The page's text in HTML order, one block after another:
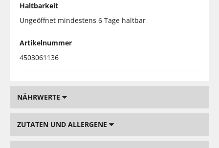
Haltbarkeit
Ungeöffnet mindestens 6 Tage haltbar
Artikelnummer
4503061136
NÄHRWERTE
ZUTATEN UND ALLERGENE